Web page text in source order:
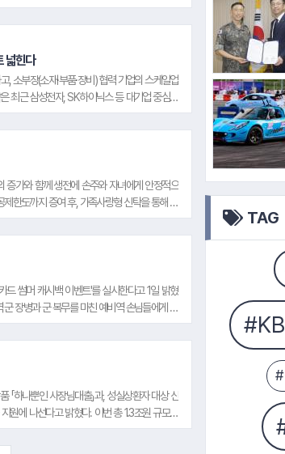
해 미국으로의 Fast-Fit 송금 서비스를 선보였
부 관계자는 "이번 Fast-Fit 송금 서비스는 해외
명확히 확인할 수 있도록 한 서비스"라며, "하
으로 확대해 나가겠다"고 밝혔다.
넓힌다
소부장(소재·부품·장비) 협력 기업의 스케일업
최근 삼성전자, SK하이닉스 등 대기업 중심으
체 산업 생태계 전반의 경쟁력을 한 단계 끌어
리 상품 및 컨설팅 서비스를 연계하여, 단순한
석 하나은행 부행장은 "이번 지원은 단순한 금
성장 프로젝트"라며, "생산적 금융 실천을 위
로 이뤄지도록 금융지원에 앞장서겠다"고 밝혔
증가와 함께 생전에 손주와 자녀에게 안정적으
한도까지 증여 후, 가족사랑형 신탁을 통해 예
않아 절세를 포함한 체계적인 자산 증식 효과를
중장기적인 자산관리를 희망하는 시니어 세대
대를 잇는 든든한 금융 동반자로 시장을 선도
용 상품에서 벗어나 모든 연령대가 다양하게
지속적으로 출시하여 신탁 명가의 명성을 이어
썸머 캐시백 이벤트'를 실시한다고 1일 밝혔
장병과 군 복무를 마친 예비역 손님들에게 주
형 금융 혜택을 제공하기 위해 마련됐다. 또한,
사랑카드' 신규 발급 손님 모두에게 카드 발급
제공한다. 하나은행 나라사랑사업부 관계자
할 수 있는 맞춤형 혜택을 제공하기 위해 이번
으로 도움이 되는 다양한 금융․비금융 서비스
하나뿐인 사장님대출」과, 성실상환자 대상 신
원에 나선다고 밝혔다. 이번 총 1.3조원 규모의
을 돕는 '포용금융 로드맵'의 일환으로, 경기침
고, 지역경제 활성화를 지원하기 위해 마련됐
TAG
#신협중앙회
#풀무원
#NH농협은행
#엔씨소프트
#삼성증권
회